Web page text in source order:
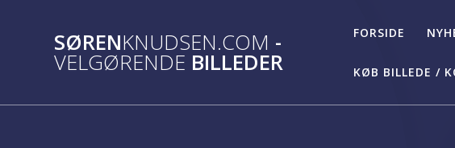
SØRENKNUDSEN.COM -
VELGØRENDE BILLEDER
FORSIDE
KØB BILLEDE /